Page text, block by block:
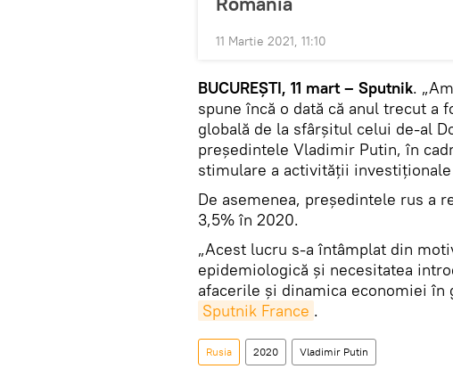
11 Martie 2021, 11:10
BUCUREŞTI, 11 mart – Sputnik.
spune încă o dată că anul trecut a
globală de la sfârșitul celui de-al
preşedintele Vladimir Putin, în
stimulare a activității investiționale
De asemenea, preşedintele rus a
3,5% în 2020.
„Acest lucru s-a întâmplat din
epidemiologică și necesitatea
afacerile și dinamica economiei în
Sputnik France .
Rusia 2020 Vladimir Putin